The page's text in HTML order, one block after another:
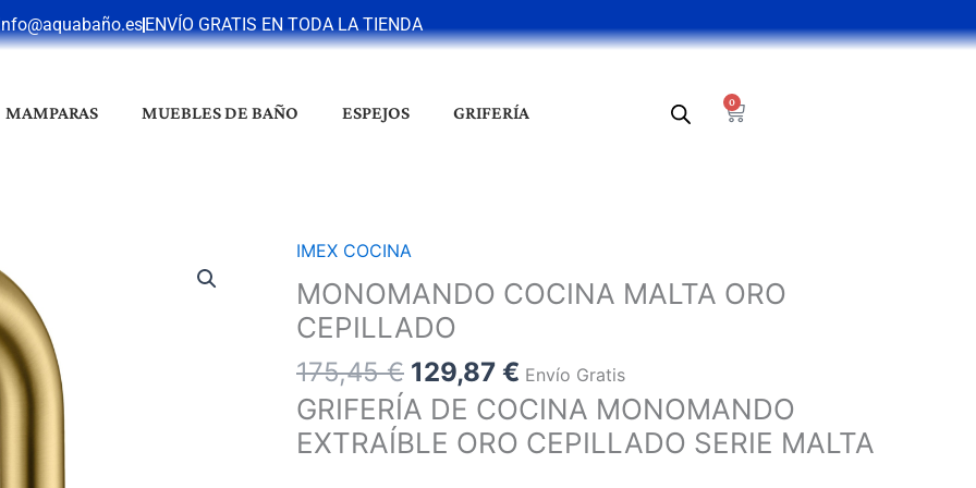
ENVÍO GRATIS EN TODA LA TIENDA
MAMPARAS MUEBLES DE BAÑO ESPEJOS GRIFERÍA
0
Cart
IMEX COCINA
MONOMANDO COCINA MALTA ORO
CEPILLADO
175,45€
El
precio
original
era:
175,45 €.
129,87 €
precio
actual
129,87 €.
Envío Gratis
GRIFERÍA DE COCINA MONOMANDO
EXTRAÍBLE ORO CEPILLADO SERIE MALTA
MONOMANDO
COCINA
MALTA
ORO
CEPILLADO
cantidad